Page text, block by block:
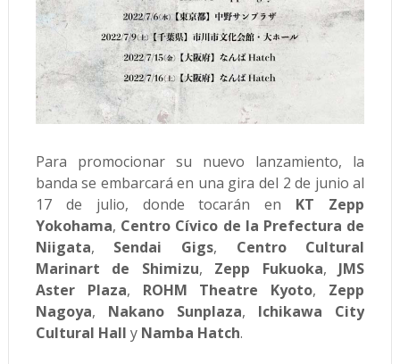
Para promocionar su nuevo lanzamiento, la
banda se embarcará en una gira del 2 de junio al
17 de julio, donde tocarán en KT Zepp
Yokohama, Centro Cívico de la Prefectura de
Niigata, Sendai Gigs, Centro Cultural
Marinart de Shimizu, Zepp Fukuoka, JMS
Aster Plaza, ROHM Theatre Kyoto, Zepp
Nagoya, Nakano Sunplaza, Ichikawa City
Cultural Hall y Namba Hatch.